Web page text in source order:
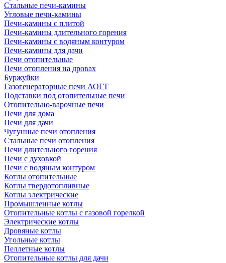
Стальные печи-камины
Угловые печи-камины
Печи-камины с плитой
Печи-камины длительного горения
Печи-камины с водяным контуром
Печи-камины для дачи
Печи отопительные
Печи отопления на дровах
Буржуйки
Газогенераторные печи АОГТ
Подставки под отопительные печи
Отопительно-варочные печи
Печи для дома
Печи для дачи
Чугунные печи отопления
Стальные печи отопления
Печи длительного горения
Печи с духовкой
Печи с водяным контуром
Котлы отопительные
Котлы твердотопливные
Котлы электрические
Промышленные котлы
Отопительные котлы с газовой горелкой
Электрические котлы
Дровяные котлы
Угольные котлы
Пеллетные котлы
Отопительные котлы для дачи